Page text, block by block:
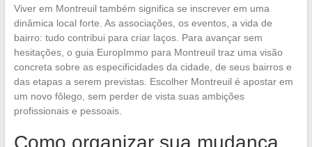
Viver em Montreuil também significa se inscrever em uma
dinâmica local forte. As associações, os eventos, a vida de
bairro: tudo contribui para criar laços. Para avançar sem
hesitações, o guia EuropImmo para Montreuil traz uma visão
concreta sobre as especificidades da cidade, de seus bairros e
das etapas a serem previstas. Escolher Montreuil é apostar em
um novo fôlego, sem perder de vista suas ambições
profissionais e pessoais.
Como organizar sua mudança